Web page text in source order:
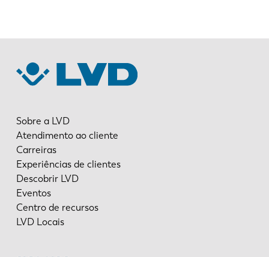
Sobre a LVD
Atendimento ao cliente
Carreiras
Experiências de clientes
Descobrir LVD
Eventos
Centro de recursos
LVD Locais